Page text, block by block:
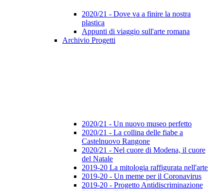
2020/21 - Dove va a finire la nostra
plastica
Appunti di viaggio sull'arte romana
Archivio Progetti
2020/21 - Un nuovo museo perfetto
2020/21 - La collina delle fiabe a
Castelnuovo Rangone
2020/21 - Nel cuore di Modena, il cuore
del Natale
2019-20 La mitologia raffigurata nell'arte
2019-20 - Un meme per il Coronavirus
2019-20 - Progetto Antidiscriminazione